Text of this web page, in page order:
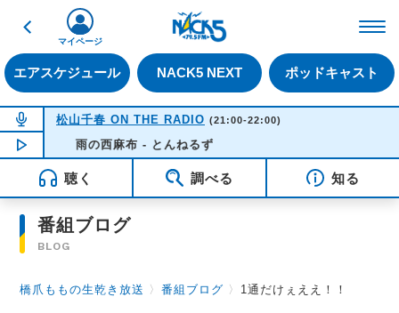
戻る
エアスケジュール NACK5 NEXT ポッドキャスト
マイページ
NOW ON AIR
松山千春 ON THE RADIO (21:00-22:00)
NOW PLAYING21:18
雨の西麻布 - とんねるず
聴く 調べる 知る
番組ブログ
BLOG
橋爪ももの生乾き放送 〉番組ブログ 〉 1通だけぇええ！！